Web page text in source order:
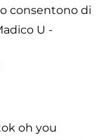
consentono di
U -
oh you